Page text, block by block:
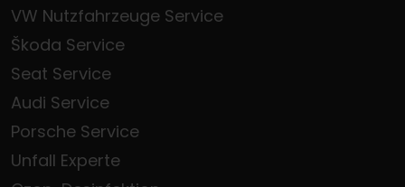
VW Nutzfahrzeuge Service
Škoda Service
Seat Service
Audi Service
Porsche Service
Unfall Experte